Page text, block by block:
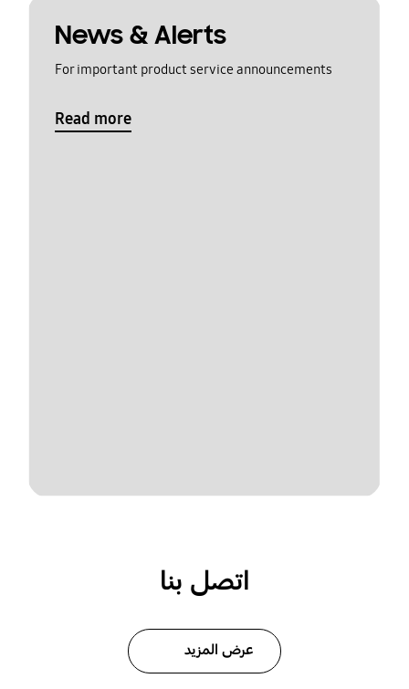
News & Alerts
For important product service announcements
Read more
اتصل بنا
عرض المزيد